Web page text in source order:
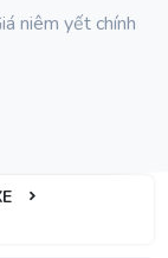
niêm yết chính